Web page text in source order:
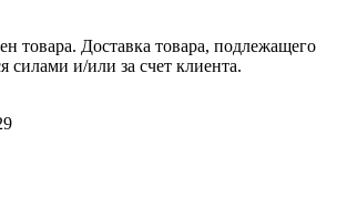
товара. Доставка товара, подлежащего
силами и/или за счет клиента.